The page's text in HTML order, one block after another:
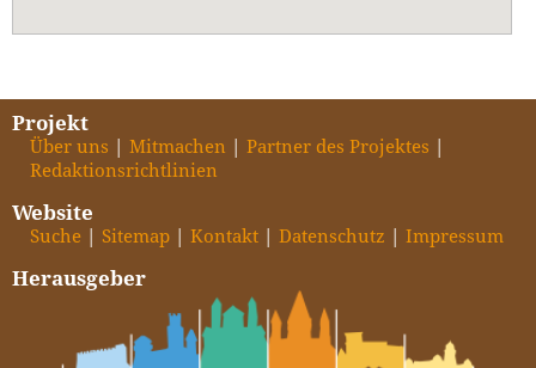
Projekt
Über uns Mitmachen
Partner des Projektes
Redaktionsrichtlinien
Website
Suche Sitemap Kontakt Datenschutz Impressum
Herausgeber